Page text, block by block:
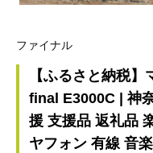
ファイナル
【ふるさと納税
final E3000C | 神
援 支援品 返礼品
ヤフォン 有線 音